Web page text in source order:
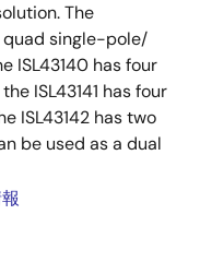
The
quad single-pole/
ISL43140 has four
ISL43141 has four
ISL43142 has two
be used as a dual